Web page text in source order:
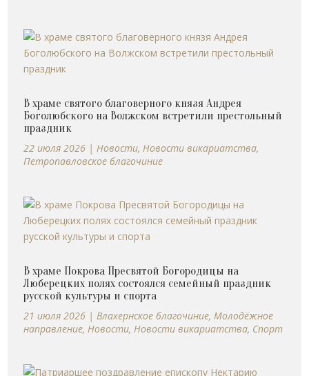
В храме святого благоверного князя Андрея
Боголюбского на Волжском встретили престольный
праздник
22 июля 2026 | Новости, Новости викариатства,
Петропавловское благочиние
В храме Покрова Пресвятой Богородицы на
Люберецких полях состоялся семейный праздник
русской культуры и спорта
21 июля 2026 | Влахернское благочиние, Молодёжное
направление, Новости, Новости викариатства, Спорт